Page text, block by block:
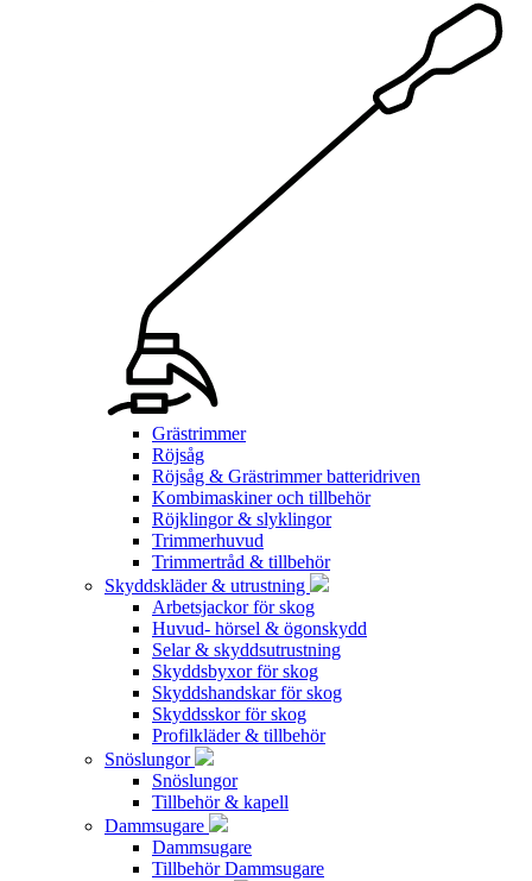
Grästrimmer
Röjsåg
Röjsåg & Grästrimmer batteridriven
Kombimaskiner och tillbehör
Röjklingor & slyklingor
Trimmerhuvud
Trimmertråd & tillbehör
Skyddskläder & utrustning
Arbetsjackor för skog
Huvud- hörsel & ögonskydd
Selar & skyddsutrustning
Skyddsbyxor för skog
Skyddshandskar för skog
Skyddsskor för skog
Profilkläder & tillbehör
Snöslungor
Snöslungor
Tillbehör & kapell
Dammsugare
Dammsugare
Tillbehör Dammsugare